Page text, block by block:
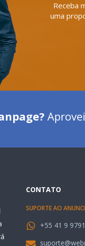
Receba
uma
CONTATO
SUPORTE AO
+55 41 9